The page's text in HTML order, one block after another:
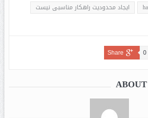
ایجاد محدودیت راهکار مناسبی نیست
Share 0